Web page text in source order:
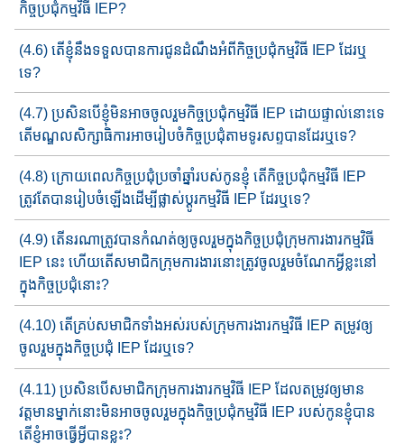
កិច្ចប្រជុំកម្មវិធី​​ IEP?
(4.6) តើខ្ញុំនឹង​ទទួលបាន​ការជូនដំណឹង​អំពី​កិច្ច​ប្រជុំកម្មវិធី​ IEP ដែរឬ
ទេ?
(4.7) ប្រសិនបើ​ខ្ញុំ​មិនអាចចូលរួមកិច្ចប្រជុំកម្មវិធី​ IEP ដោយ​ផ្ទាល់​នោះ​​ទេ
តើ​មណ្ឌល​សិក្សាធិការ​អាច​រៀបចំកិច្ចប្រជុំ​តាមទូរសព្ទ​បាន​ដែរឬទេ?
(4.8) ក្រោយ​ពេលកិច្ច​ប្រជុំ​ប្រចាំឆ្នាំ​របស់កូនខ្ញុំ តើ​កិច្ចប្រជុំ​កម្មវិធី​ IEP
ត្រូវ​តែ​​​បាន​រៀប​ចំឡើង​ដើម្បីផ្លាស់ប្តូរ​កម្មវិធី IEP ដែរឬទេ?
(4.9) តើនរណា​ត្រូវបាន​កំណត់​​ឲ្យចូលរួមក្នុងកិច្ច​ប្រជុំក្រុមការងារ​កម្ម​វិ​ធី​​
IEP នេះ ហើយតើ​សមាជិក​​ក្រុមការងារនោះ​ត្រូវ​ចូលរួម​ចំណែ​ក​​អ្វី​ខ្លះ​នៅ​​​​​​​​​
ក្នុង​កិច្ចប្រជុំ​នោះ?
(4.10) តើ​គ្រប់សមាជិកទាំងអស់​របស់ក្រុមការងារ​​កម្មវិធី​ IEP តម្រូវ​ឲ្យ​​
ចូល​រួម​​ក្នុងកិច្ចប្រជុំ​ IEP ដែរឬទេ?
(4.11) ​ប្រសិនបើសមាជិក​ក្រុមការងារកម្មវិធី​ ​​​IEP ដែលតម្រូវឲ្យមាន​
វត្តមា​ន​​​​​​ម្នាក់​នោះ​​មិនអាចចូលរួមក្នុងកិច្ច​ប្រជុំកម្មវិធី​​ IEP របស់​កូន​ខ្ញុំបាន​
តើខ្ញុំ​អា​ច​​​ធ្វើអ្វី​បានខ្លះ?